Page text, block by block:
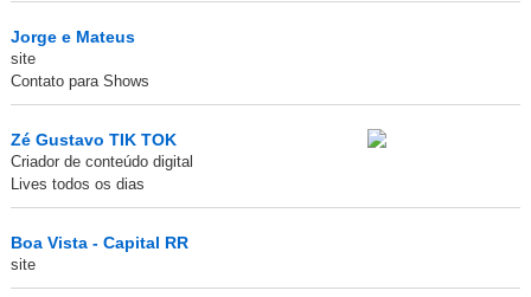
Jorge e Mateus
site
Contato para Shows
Zé Gustavo TIK TOK
Criador de conteúdo digital
Lives todos os dias
Boa Vista - Capital RR
site